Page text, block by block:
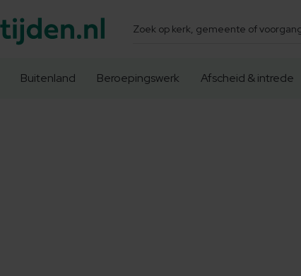
Zoeken
Buitenland Beroepingswerk Afscheid & intrede